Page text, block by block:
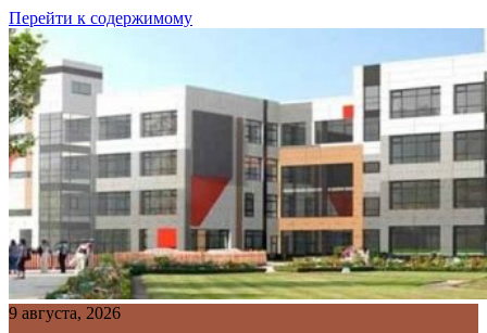
Перейти к содержимому
9 августа, 2026